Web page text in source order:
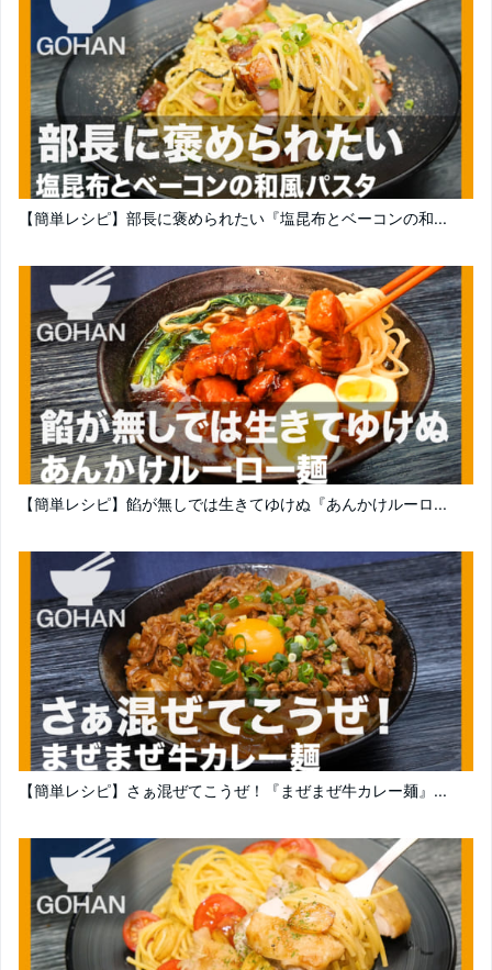
【簡単レシピ】部長に褒められたい『塩昆布とベーコンの和...
【簡単レシピ】餡が無しでは生きてゆけぬ『あんかけルーロ...
【簡単レシピ】さぁ混ぜてこうぜ！『まぜまぜ牛カレー麺』...